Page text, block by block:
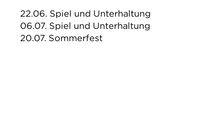
22.06. Spiel und Unterhaltung
06.07. Spiel und Unterhaltung
20.07. Sommerfest